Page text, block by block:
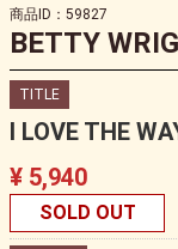
商品ID：59827
BETTY
TITLE
I LOVE THE
¥ 5,940
SOLD OUT